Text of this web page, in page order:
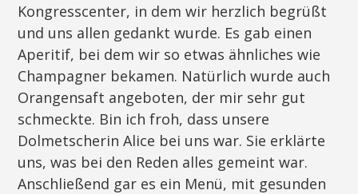
Kongresscenter, in dem wir herzlich begrüßt
und uns allen gedankt wurde. Es gab einen
Aperitif, bei dem wir so etwas ähnliches wie
Champagner bekamen. Natürlich wurde auch
Orangensaft angeboten, der mir sehr gut
schmeckte. Bin ich froh, dass unsere
Dolmetscherin Alice bei uns war. Sie erklärte
uns, was bei den Reden alles gemeint war.
Anschließend gar es ein Menü, mit gesunden